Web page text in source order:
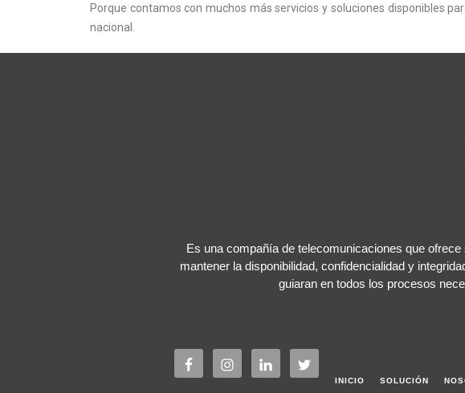
Porque contamos con muchos más servicios y soluciones disponibles
nacional.
Es una compañía de telecomunicaciones que
mantener la disponibilidad, confidencialidad y
guiaran en todos los procesos
INICIO SOLUCIÓN